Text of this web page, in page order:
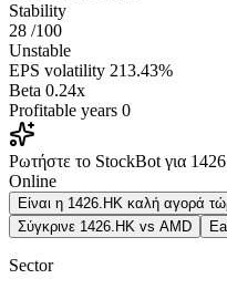
Stability
28 /100
Unstable
EPS volatility 213.43%
Beta 0.24x
Profitable years 0
Ρωτήστε το StockBot για
Online
Είναι η 1426.HK καλή αγορά
Σύγκρινε 1426.HK vs AMD
Sector